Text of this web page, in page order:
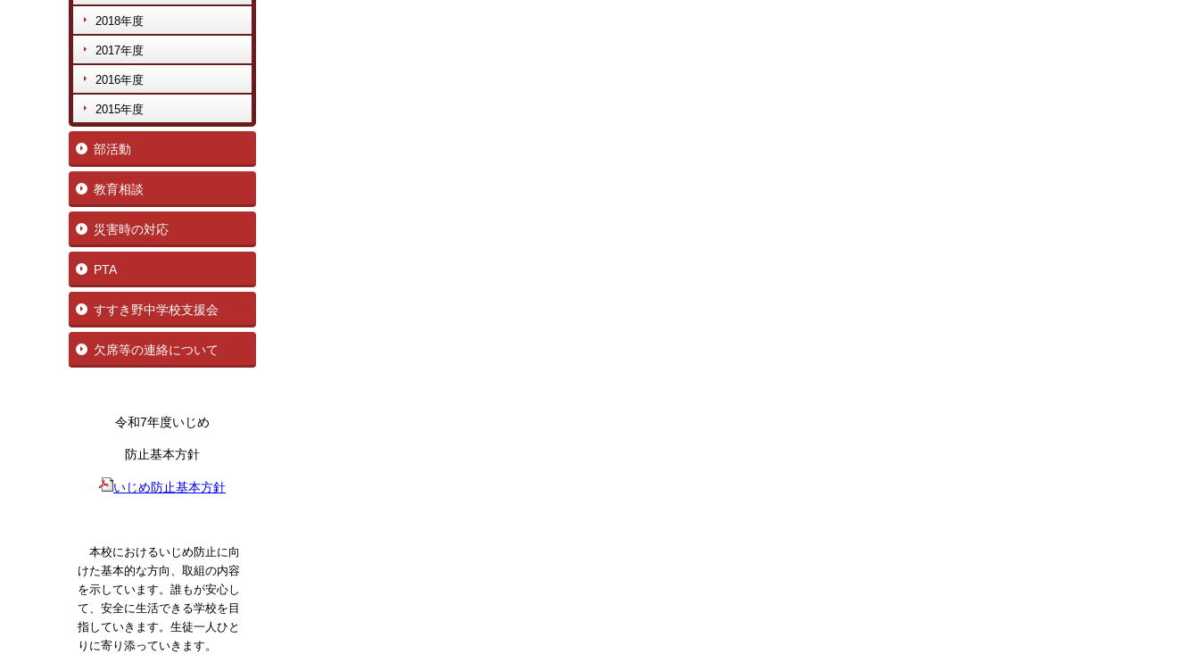
2018年度
2017年度
2016年度
2015年度
部活動
教育相談
災害時の対応
PTA
すすき野中学校支援会
欠席等の連絡について
令和7年度いじめ
防止基本方針
いじめ防止基本方針
本校におけるいじめ防止に向
けた基本的な方向、取組の内容
を示しています。誰もが安心し
て、安全に生活できる学校を目
指していきます。生徒一人ひと
りに寄り添っていきます。